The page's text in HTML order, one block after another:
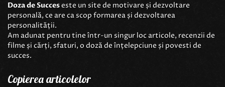
Doza de Succeseste un site de motivare și dezvoltare
personală, ce are ca scop formarea și dezvoltarea
personalității.
Am adunat pentru tine într-un singur loc articole, recenzii de
filme și cărți, sfaturi, o doză de înțelepciune și povesti de
succes.
Copierea articolelor